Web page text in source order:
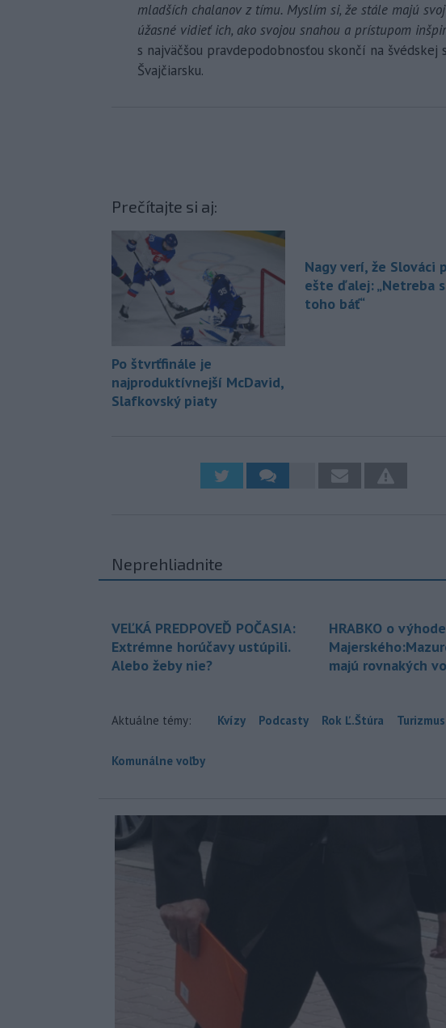
mladších chalanov z tímu. Myslím si, že stále majú
úžasné vidieť ich, ako svojou snahou a prístupom
s najväčšou pravdepodobnosťou skončí na
Švajčiarsku.
Prečítajte si aj:
Po štvrťfinále je
najproduktívnejší McDavid,
Slafkovský piaty
Nagy verí, že Slováci
ešte ďalej: „Netreba
toho báť“
Neprehliadnite
VEĽKÁ PREDPOVEĎ POČASIA:
Extrémne horúčavy ustúpili.
Alebo žeby nie?
HRABKO o výhode
majú rovnakých
Aktuálne témy: Kvízy Podcasty Rok Ľ.Štúra Turizmus
Komunálne voľby